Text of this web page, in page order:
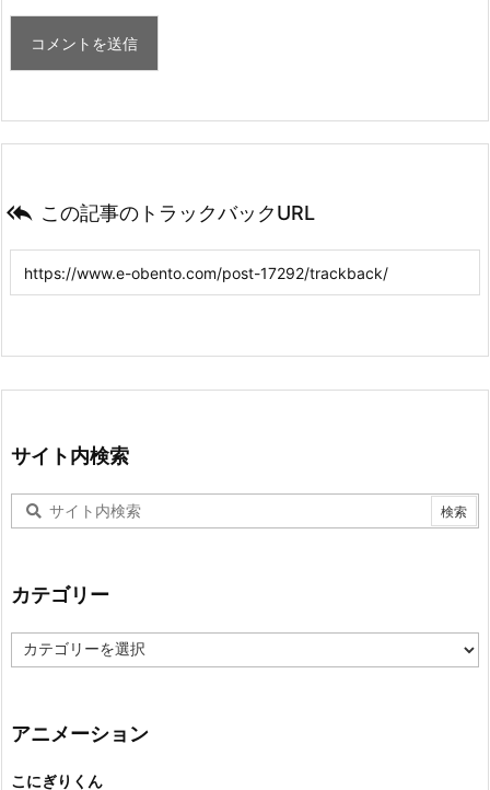
 この記事のトラックバックURL
サイト内検索
カテゴリー
テ
ー
アニメーション
こにぎりくん